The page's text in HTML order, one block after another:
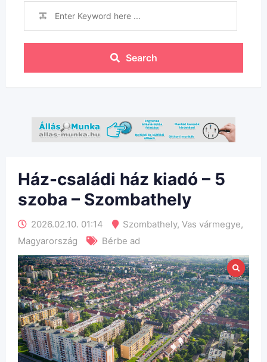
Search
Ház-családi ház kiadó – 5
szoba – Szombathely
2026.02.10. 01:14 Szombathely, Vas vármegye,
Magyarország
Bérbe ad